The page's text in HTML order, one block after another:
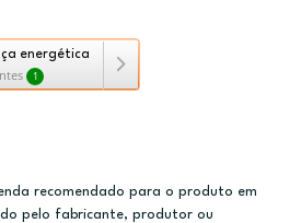
energética
1
recomendado para o produto em
pelo fabricante, produtor ou